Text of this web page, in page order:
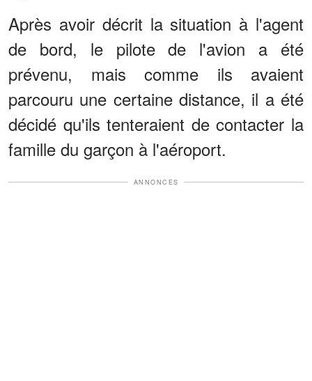
Après avoir décrit la situation à l'agent
de bord, le pilote de l'avion a été
prévenu, mais comme ils avaient
parcouru une certaine distance, il a été
décidé qu'ils tenteraient de contacter la
famille du garçon à l'aéroport.
ANNONCES